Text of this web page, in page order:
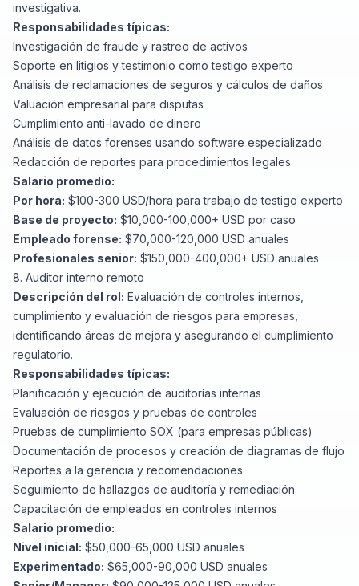
investigativa.
Responsabilidades típicas:
Investigación de fraude y rastreo de activos
Soporte en litigios y testimonio como testigo experto
Análisis de reclamaciones de seguros y cálculos de daños
Valuación empresarial para disputas
Cumplimiento anti-lavado de dinero
Análisis de datos forenses usando software especializado
Redacción de reportes para procedimientos legales
Salario promedio:
Por hora: $100-300 USD/hora para trabajo de testigo experto
Base de proyecto: $10,000-100,000+ USD por caso
Empleado forense: $70,000-120,000 USD anuales
Profesionales senior: $150,000-400,000+ USD anuales
8. Auditor interno remoto
Descripción del rol: Evaluación de controles internos,
cumplimiento y evaluación de riesgos para empresas,
identificando áreas de mejora y asegurando el cumplimiento
regulatorio.
Responsabilidades típicas:
Planificación y ejecución de auditorías internas
Evaluación de riesgos y pruebas de controles
Pruebas de cumplimiento SOX (para empresas públicas)
Documentación de procesos y creación de diagramas de flujo
Reportes a la gerencia y recomendaciones
Seguimiento de hallazgos de auditoría y remediación
Capacitación de empleados en controles internos
Salario promedio:
Nivel inicial: $50,000-65,000 USD anuales
Experimentado: $65,000-90,000 USD anuales